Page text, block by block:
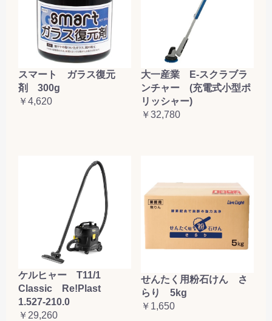
スマート ガラス復元
剤 300g
￥4,620
大一産業 E-スクラブラ
ンチャー (充電式小型ポ
リッシャー)
￥32,780
ケルヒャー T11/1
Classic Re!Plast
1.527-210.0
￥29,260
せんたく用粉石けん さ
らり 5kg
￥1,650